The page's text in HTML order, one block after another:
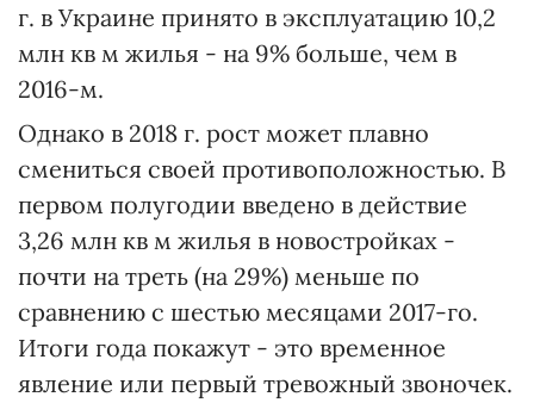
г. в Украине принято в эксплуатацию 10,2
млн кв м жилья - на 9% больше, чем в
2016-м.
Однако в 2018 г. рост может плавно
смениться своей противоположностью. В
первом полугодии введено в действие
3,26 млн кв м жилья в новостройках -
почти на треть (на 29%) меньше по
сравнению с шестью месяцами 2017-го.
Итоги года покажут - это временное
явление или первый тревожный звоночек.